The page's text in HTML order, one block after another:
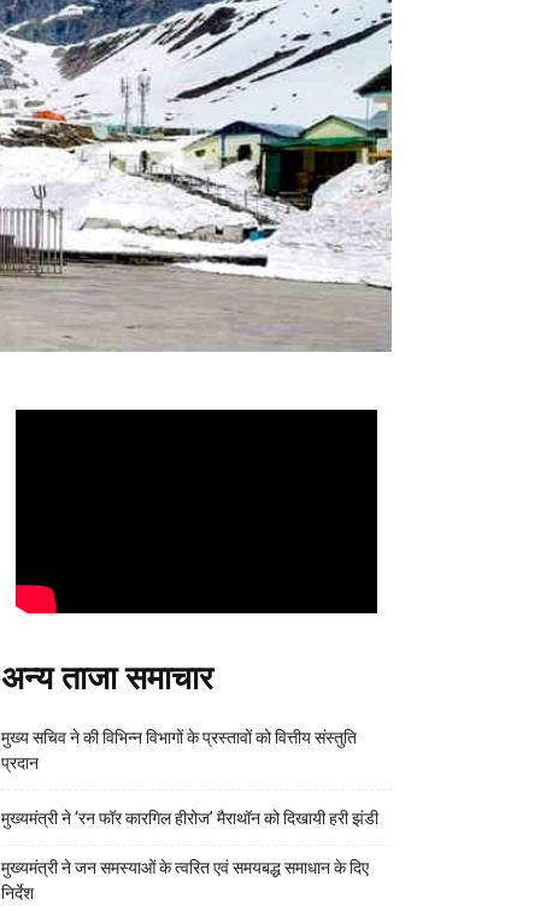
अन्य ताजा समाचार
मुख्य सचिव ने की विभिन्न विभागों के प्रस्तावों को वित्तीय संस्तुति
प्रदान
मुख्यमंत्री ने ‘रन फॉर कारगिल हीरोज’ मैराथॉन को दिखायी हरी झंडी
मुख्यमंत्री ने जन समस्याओं के त्वरित एवं समयबद्ध समाधान के दिए
निर्देश